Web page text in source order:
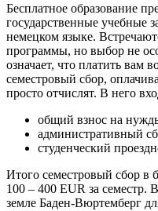
Бесплатное образование
государственные учебные
немецком языке.
программы, но выбор не
означает, что платить вам
семестровый сбор,
просто отчислят. В него
общий взнос на
административный
студенческий
Итого семестровый сбор в
100 – 400 EUR за семестр.
земле Баден-Вюртемберг